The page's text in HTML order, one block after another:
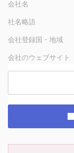
会社名
社名略語
会社登録国・地域
会社のウェブサイト